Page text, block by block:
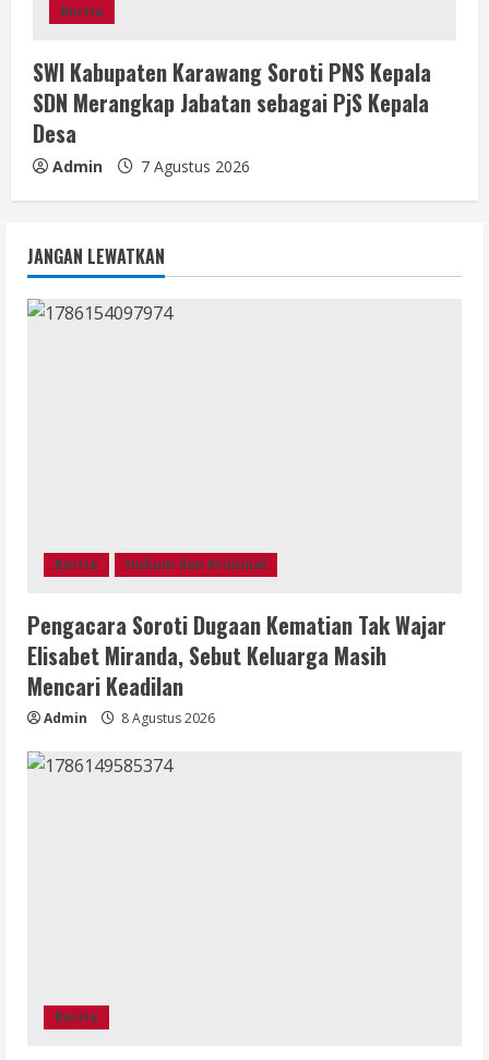
Berita
SWI Kabupaten Karawang Soroti PNS Kepala
SDN Merangkap Jabatan sebagai PjS Kepala
Desa
Admin 7 Agustus 2026
JANGAN LEWATKAN
Berita Hukum dan Kriminal
Pengacara Soroti Dugaan Kematian Tak Wajar
Elisabet Miranda, Sebut Keluarga Masih
Mencari Keadilan
Admin 8 Agustus 2026
Berita